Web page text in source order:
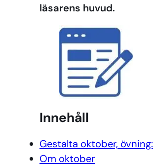
läsarens huvud.
Innehåll
Gestalta oktober, övning:
Om oktober